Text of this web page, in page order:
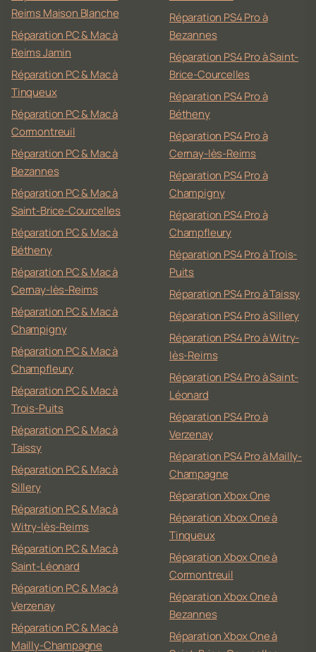
Reims Maison Blanche
Réparation PC & Mac à
Reims Jamin
Réparation PC & Mac à
Tinqueux
Réparation PC & Mac à
Cormontreuil
Réparation PC & Mac à
Bezannes
Réparation PC & Mac à
Saint-Brice-Courcelles
Réparation PC & Mac à
Bétheny
Réparation PC & Mac à
Cernay-lès-Reims
Réparation PC & Mac à
Champigny
Réparation PC & Mac à
Champfleury
Réparation PC & Mac à
Trois-Puits
Réparation PC & Mac à
Taissy
Réparation PC & Mac à
Sillery
Réparation PC & Mac à
Witry-lès-Reims
Réparation PC & Mac à
Saint-Léonard
Réparation PC & Mac à
Verzenay
Réparation PC & Mac à
Mailly-Champagne
Réparation PS4 Pro à
Bezannes
Réparation PS4 Pro à Saint-
Brice-Courcelles
Réparation PS4 Pro à
Bétheny
Réparation PS4 Pro à
Cernay-lès-Reims
Réparation PS4 Pro à
Champigny
Réparation PS4 Pro à
Champfleury
Réparation PS4 Pro à Trois-
Puits
Réparation PS4 Pro à Taissy
Réparation PS4 Pro à Sillery
Réparation PS4 Pro à Witry-
lès-Reims
Réparation PS4 Pro à Saint-
Léonard
Réparation PS4 Pro à
Verzenay
Réparation PS4 Pro à Mailly-
Champagne
Réparation Xbox One
Réparation Xbox One à
Tinqueux
Réparation Xbox One à
Cormontreuil
Réparation Xbox One à
Bezannes
Réparation Xbox One à